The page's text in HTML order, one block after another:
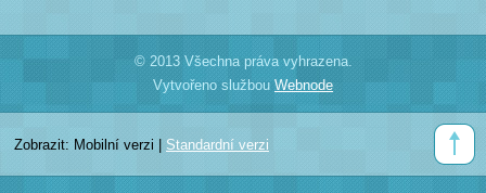
© 2013 Všechna práva vyhrazena.
Vytvořeno službou Webnode
Zobrazit: Mobilní verzi Standardní verzi